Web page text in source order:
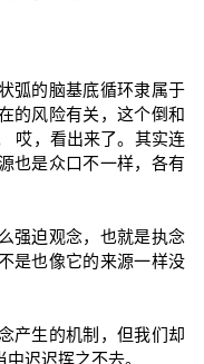
弧的脑基底循环隶属于
的风险有关，这个倒和
哎，看出来了。其实连
也是众口不一样，各有
强迫观念，也就是执念
是也像它的来源一样没
产生的机制，但我们却
迟迟挥之不去。